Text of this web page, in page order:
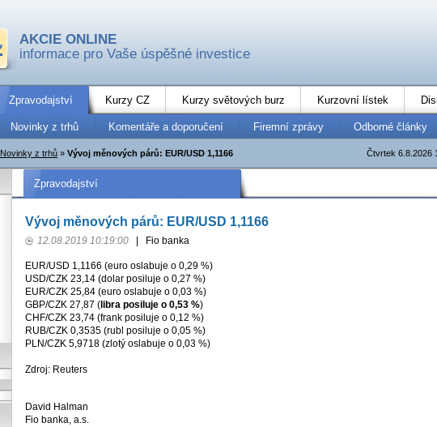
AKCIE ONLINE
informace pro Vaše úspěšné investice
Zpravodajství Kurzy CZ Kurzy světových burz Kurzovní lístek
Novinky z trhů Komentáře a doporučení Firemní zprávy Odborné články
Čtvrtek 6.8.2026
Novinky z trhů » Vývoj měnových párů: EUR/USD 1,1166
Zpravodajství
Vývoj měnových párů: EUR/USD 1,1166
12.08.2019 10:19:00 Fio banka
EUR/USD 1,1166 (euro oslabuje o 0,29 %)
USD/CZK 23,14 (dolar posiluje o 0,27 %)
EUR/CZK 25,84 (euro oslabuje o 0,03 %)
GBP/CZK 27,87 (libra posiluje o 0,53 %)
CHF/CZK 23,74 (frank posiluje o 0,12 %)
RUB/CZK 0,3535 (rubl posiluje o 0,05 %)
PLN/CZK 5,9718 (zlotý oslabuje o 0,03 %)
Zdroj: Reuters
David Halman
Fio banka, a.s.